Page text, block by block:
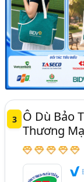
3
Ô Dù Bảo
Thương